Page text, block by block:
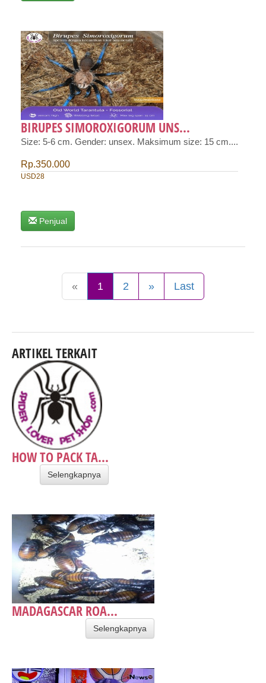
BIRUPES SIMOROXIGORUM UNS...
Size: 5-6 cm. Gender: unsex. Maksimum size: 15 cm....
Rp.350.000
USD28
Penjual
« 1 2 » Last
ARTIKEL TERKAIT
HOW TO PACK TA...
Selengkapnya
MADAGASCAR ROA...
Selengkapnya